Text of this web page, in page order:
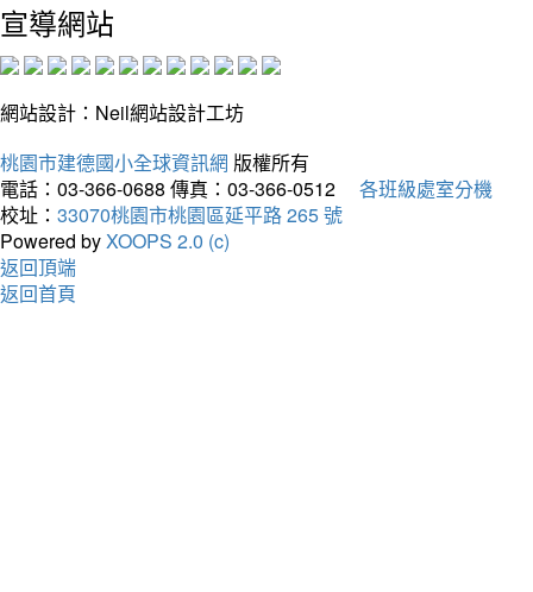
宣導網站
網站設計：Neil網站設計工坊
桃園市建德國小全球資訊網 版權所有
電話：03-366-0688 傳真：03-366-0512
各班級處室分機
校址： 33070桃園市桃園區延平路 265 號
Powered byXOOPS 2.0 (c)
返回頂端
返回首頁